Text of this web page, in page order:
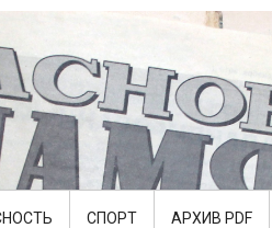
СПОРТ АРХИВ PDF